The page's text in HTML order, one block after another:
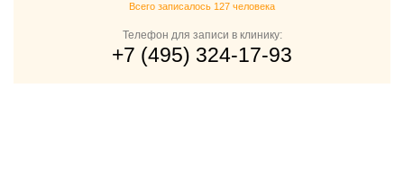
Всего записалось 127 человека
Телефон для записи в клинику:
+7 (495) 324-17-93